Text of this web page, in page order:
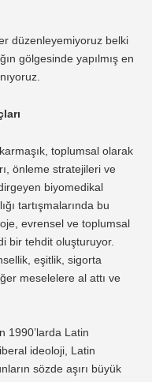
düzenleyemiyoruz belki
gölgesinde yapılmış en
toplumsal olarak
önleme stratejileri ve
biyomedikal
tartışmalarında bu
evrensel ve toplumsal
bir tehdit oluşturuyor.
eşitlik, sigorta
meselelere al attı ve
1990’larda Latin
ideoloji, Latin
sözde aşırı büyük